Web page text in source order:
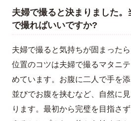
夫婦で撮ると決まりました
で撮ればいいですか?
夫婦で撮ると気持ちが固まった
位置のコツは夫婦で撮るマタニ
めています。お腹に二人で手を
並びでお腹を挟むなど、自然に
ります。最初から完璧を目指さ